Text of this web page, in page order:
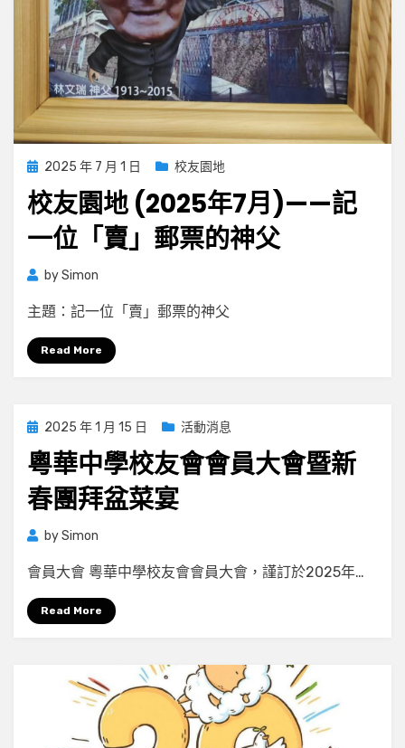
Posted
on
2025 年 7 月 1 日 校友園地
校友園地 (2025年7月)——記
一位「賣」郵票的神父
bySimon
主題：記一位「賣」郵票的神父
Read More
Posted
on
2025 年 1 月 15 日 活動消息
粵華中學校友會會員⼤會暨新
春團拜盆菜宴
bySimon
會員大會 粵華中學校友會會員大會，謹訂於2025年…
Read More